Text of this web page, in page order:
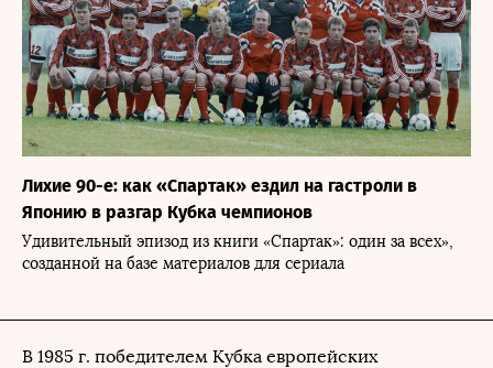
Лихие 90-е: как «Спартак» ездил на гастроли в
Японию в разгар Кубка чемпионов
Удивительный эпизод из книги «Спартак»: один за всех»,
созданной на базе материалов для сериала
В 1985 г. победителем Кубка европейских